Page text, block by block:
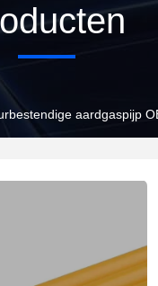
aardgaspijp